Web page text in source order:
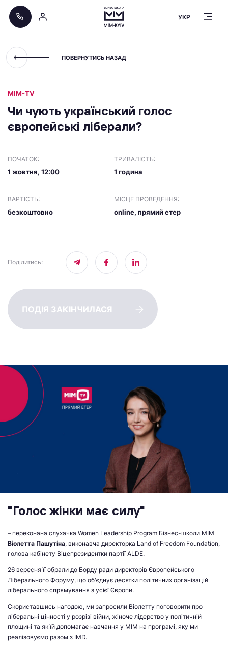
УКР
ПОВЕРНУТИСЬ НАЗАД
МІМ-TV
Чи чують український голос
європейські ліберали?
ПОЧАТОК:
1 жовтня, 12:00
ТРИВАЛІСТЬ:
1 година
ВАРТІСТЬ:
безкоштовно
МІСЦЕ ПРОВЕДЕННЯ:
online, прямий етер
Поділитись:
ПОДІЯ ЗАКІНЧИЛАСЯ
"Голос жінки має силу"
– переконана слухачка Women Leadership Program Бізнес-школи МІМ
Віолетта Пашутіна, виконавча директорка Land of Freedom Foundation,
голова кабінету Віцепрезидентки партії ALDE.
26 вересня її обрали до Борду ради директорів Європейського
Ліберального Форуму, що об'єднує десятки політичних організацій
ліберального спрямування з усієї Європи.
Скориставшись нагодою, ми запросили Віолетту поговорити про
ліберальні цінності у розрізі війни, жіноче лідерство у політичній
площині та як їй допомагає навчання у МІМ на програмі, яку ми
реалізовуємо разом з IMD.